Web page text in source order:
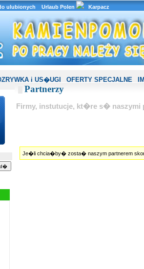
ulubionych Urlaub Polen Karpacz
i US�UGI OFERTY SPECJALNE
Partnerzy
Firmy, instutucje, kt�re s� naszymi
Je�li chcia�by� zosta� naszym partnerem